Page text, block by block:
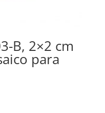
B, 2×2 cm
para